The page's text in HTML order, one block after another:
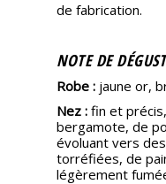
de fabrication.
NOTE DE
Robe : jaune or,
Nez : fin et
bergamote, de
évoluant vers
torréfiées, de
légèrement